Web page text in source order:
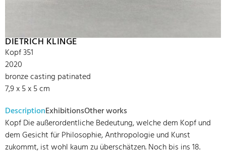
DIETRICH KLINGE
Kopf 351
2020
bronze casting patinated
7,9 x 5 x 5 cm
DescriptionExhibitionsOther works
Kopf Die außerordentliche Bedeutung, welche dem Kopf und
dem Gesicht für Philosophie, Anthropologie und Kunst
zukommt, ist wohl kaum zu überschätzen. Noch bis ins 18.